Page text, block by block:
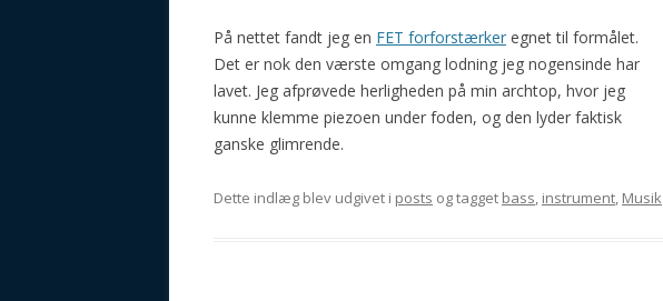
På nettet fandt jeg en FET forforstærker egnet til formålet.
Det er nok den værste omgang lodning jeg nogensinde har
lavet. Jeg afprøvede herligheden på min archtop, hvor jeg
kunne klemme piezoen under foden, og den lyder faktisk
ganske glimrende.
Dette indlæg blev udgivet i posts og tagget bass, instrument, Musik